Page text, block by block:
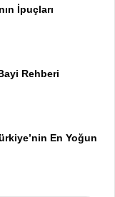
İpuçları
Rehberi
En Yoğun